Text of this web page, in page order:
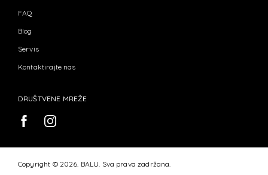
FAQ
Blog
Servis
Kontaktirajte nas
DRUŠTVENE MREŽE
Copyright © 2026. BALU. Sva prava zadržana.